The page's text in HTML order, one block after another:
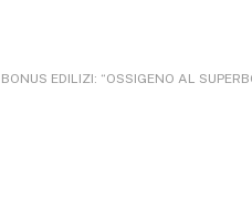
EDILIZI: “OSSIGENO AL